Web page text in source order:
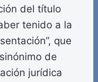
del título
tenido a la
que
de
jurídica